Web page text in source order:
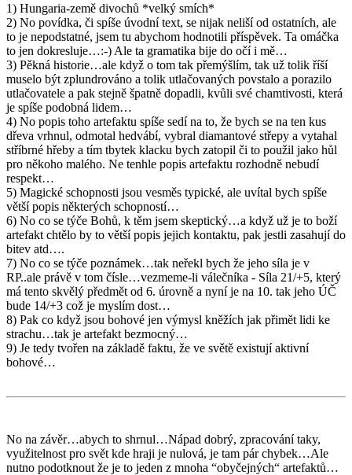
1) Hungaria-země divochů *velký smích*
2) No povídka, či spíše úvodní text, se nijak neliší od ostatních, ale
to je nepodstatné, jsem tu abychom hodnotili příspěvek. Ta omáčka
to jen dokresluje…:-) Ale ta gramatika bije do očí i mě…
3) Pěkná historie…ale když o tom tak přemýšlím, tak už tolik říší
muselo být zplundrováno a tolik utlačovaných povstalo a porazilo
utlačovatele a pak stejně špatně dopadli, kvůli své chamtivosti, která
je spíše podobná lidem…
4) No popis toho artefaktu spíše sedí na to, že bych se na ten kus
dřeva vrhnul, odmotal hedvábí, vybral diamantové střepy a vytahal
stříbrné hřeby a tím tbytek klacku bych zatopil či to použil jako hůl
pro někoho malého. Ne tenhle popis artefaktu rozhodně nebudí
respekt…
5) Magické schopnosti jsou vesměs typické, ale uvítal bych spíše
větší popis některých schopností…
6) No co se týče Bohů, k těm jsem skeptický…a když už je to boží
artefakt chtělo by to větší popis jejich kontaktu, pak jestli zasahují do
bitev atd….
7) No co se týče poznámek…tak neřekl bych že jeho síla je v
RP..ale právě v tom čísle…vezmeme-li válečníka - Síla 21/+5, který
má tento skvělý předmět od 6. úrovně a nyní je na 10. tak jeho ÚČ
bude 14/+3 což je myslím dost…
8) Pak co když jsou bohové jen výmysl kněžích jak přimět lidi ke
strachu…tak je artefakt bezmocný…
9) Je tedy tvořen na základě faktu, že ve světě existují aktivní
bohové…
No na závěr…abych to shrnul…Nápad dobrý, zpracování taky,
využitelnost pro svět kde hraji je nulová, je tam pár chybek…Ale
nutno podotknout že je to jeden z mnoha “obyčejných“ artefaktů…